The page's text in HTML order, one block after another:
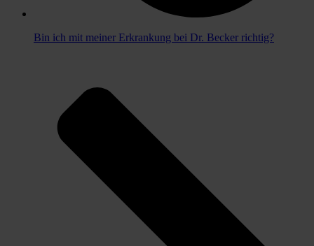
Bin ich mit meiner Erkrankung bei Dr. Becker richtig?